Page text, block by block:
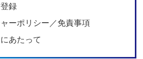
録
ーポリシー／免責事項
あたって